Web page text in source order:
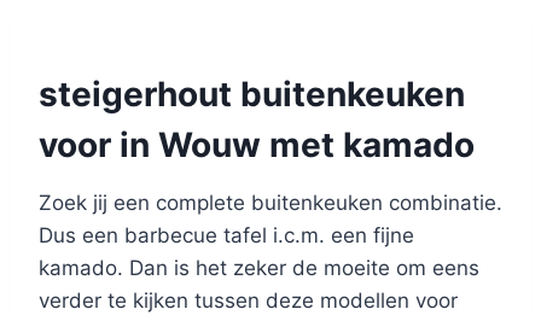
steigerhout buitenkeuken
voor in Wouw met kamado
Zoek jij een complete buitenkeuken combinatie.
Dus een barbecue tafel i.c.m. een fijne
kamado. Dan is het zeker de moeite om eens
verder te kijken tussen deze modellen voor